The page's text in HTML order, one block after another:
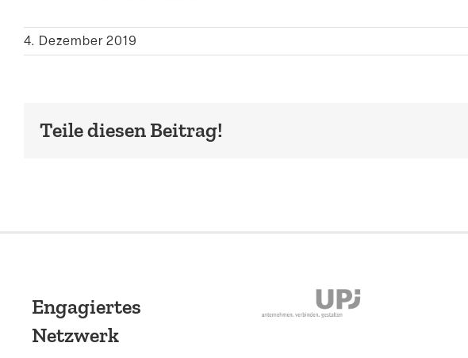
4. Dezember 2019
Teile diesen Beitrag!
Engagiertes
Netzwerk